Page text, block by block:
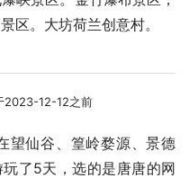
区。大坊荷兰创意村。
2023-12-12之前
望仙谷、篁岭婺源、景德
了5天，选的是唐唐的网